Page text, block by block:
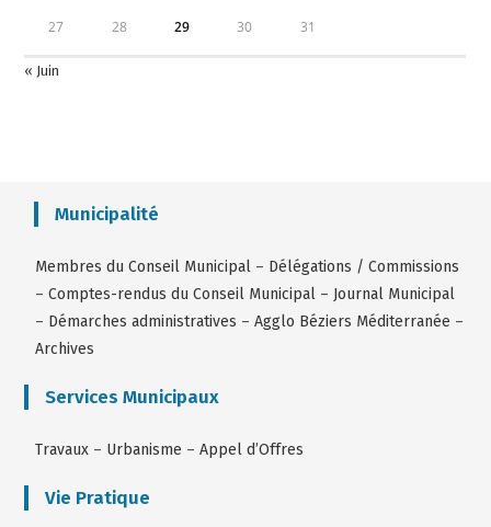
27 28 29 30 31
« Juin
Municipalité
Membres du Conseil Municipal – Délégations / Commissions
–Comptes-rendus du Conseil Municipal – Journal Municipal
– Démarches administratives –Agglo Béziers Méditerranée –
Archives
Services Municipaux
Travaux – Urbanisme –Appel d’Offres
Vie Pratique